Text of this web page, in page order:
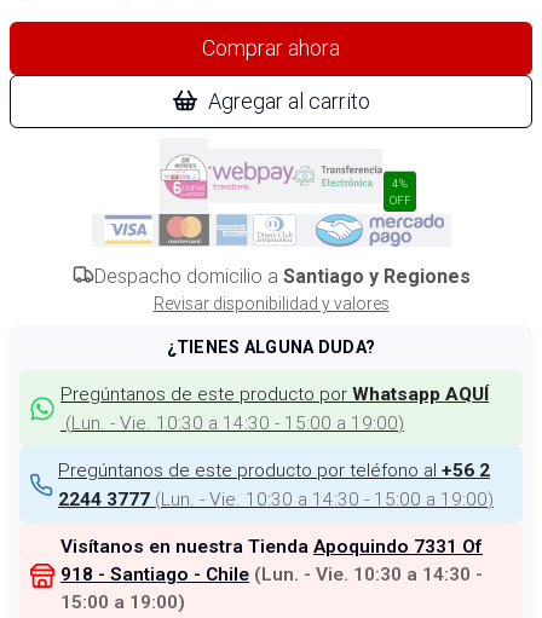
Comprar ahora
Agregar al carrito
4%
OFF
Despacho domicilio a Santiago y Regiones
Revisar disponibilidad y valores
¿TIENES ALGUNA DUDA?
Pregúntanos de este producto por Whatsapp AQUÍ
(Lun. - Vie. 10:30 a 14:30 - 15:00 a 19:00)
Pregúntanos de este producto por teléfono al +56 2
2244 3777 (Lun. - Vie. 10:30 a 14:30 - 15:00 a 19:00)
Visítanos en nuestra Tienda Apoquindo 7331 Of
918 - Santiago - Chile (Lun. - Vie. 10:30 a 14:30 -
15:00 a 19:00)